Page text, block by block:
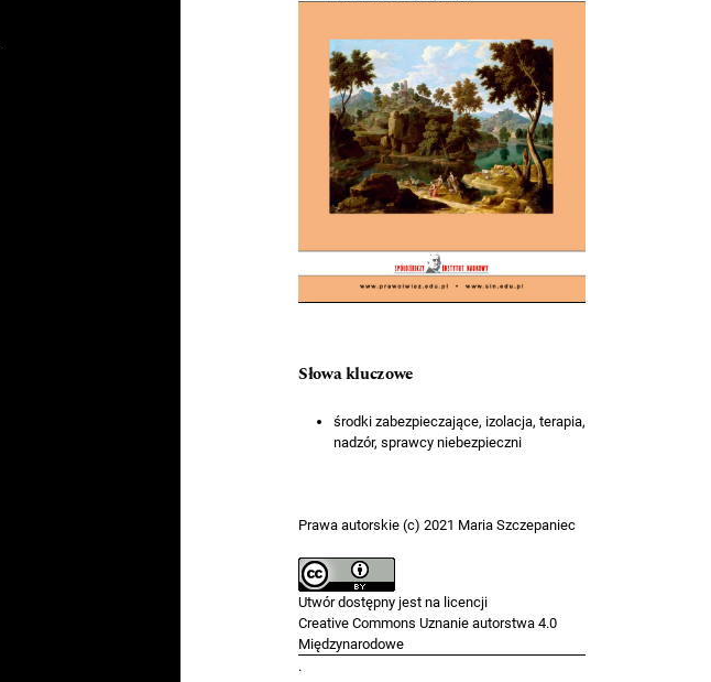
Słowa kluczowe
środki zabezpieczające, izolacja, terapia,
nadzór, sprawcy niebezpieczni
Prawa autorskie (c) 2021 Maria Szczepaniec
Utwór dostępny jest na licencji
Creative Commons Uznanie autorstwa 4.0
Międzynarodowe
.